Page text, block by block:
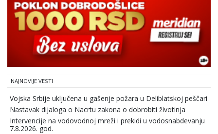
NAJNOVIJE VESTI
Vojska Srbije uključena u gašenje požara u Deliblatskoj peščari
Nastavak dijaloga o Nacrtu zakona o dobrobiti životinja
Intervencije na vodovodnoj mreži i prekidi u vodosnabdevanju
7.8.2026. god.